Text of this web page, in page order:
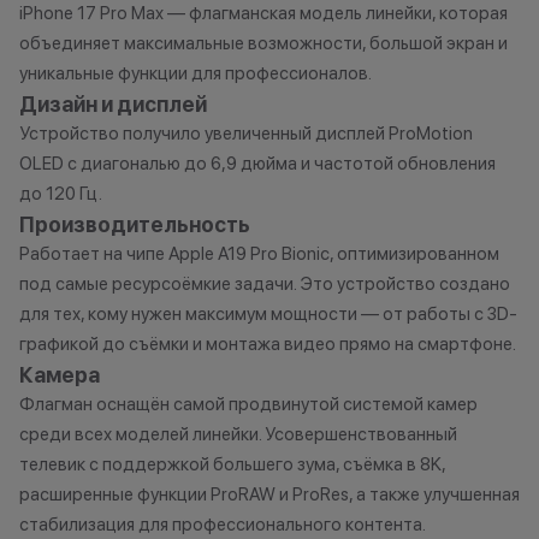
Бонусными баллами можно
оплатить:
до 20% от чека — на аксессуары;
до 10% от чека — на
оригинальную продукцию Dyson и
Xiaomi.
до 5% от чека — на оригинальную
продукцию Apple;
до 2% от чека — на новые iPhone;
Статусы программы
лояльности
Новый в прайде
Кэшбэк: 1%
Технолев
договора
причинам
•Организатор
усмотрение
iPhone 17 Pro Max — флагманская модель линейки, которая
объединяет максимальные возможности, большой экран и
уникальные функции для профессионалов.
Дизайн и дисплей
Устройство получило увеличенный дисплей ProMotion
OLED с диагональю до 6,9 дюйма и частотой обновления
до 120 Гц.
Производительность
Работает на чипе Apple A19 Pro Bionic, оптимизированном
под самые ресурсоёмкие задачи. Это устройство создано
для тех, кому нужен максимум мощности — от работы с 3D-
графикой до съёмки и монтажа видео прямо на смартфоне.
Камера
Флагман оснащён самой продвинутой системой камер
среди всех моделей линейки. Усовершенствованный
телевик с поддержкой большего зума, съёмка в 8K,
расширенные функции ProRAW и ProRes, а также улучшенная
стабилизация для профессионального контента.